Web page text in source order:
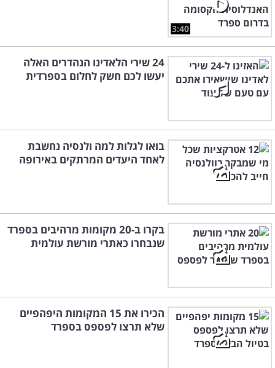
3:40
24 שירי הלאדינו הנהדרים האלה
יעשו לכם חשק לחלום בספרדית
בואו לגלות למה ולנסיה נחשבת
לאחד היעדים המרתקים באירופה
בקרו ב-20 מקומות מרהיבים בספרד
שנבחרו כאתרי מורשת עולמית
הכירו את 15 המקומות היפהפיים
שלא תרצו לפספס בספרד